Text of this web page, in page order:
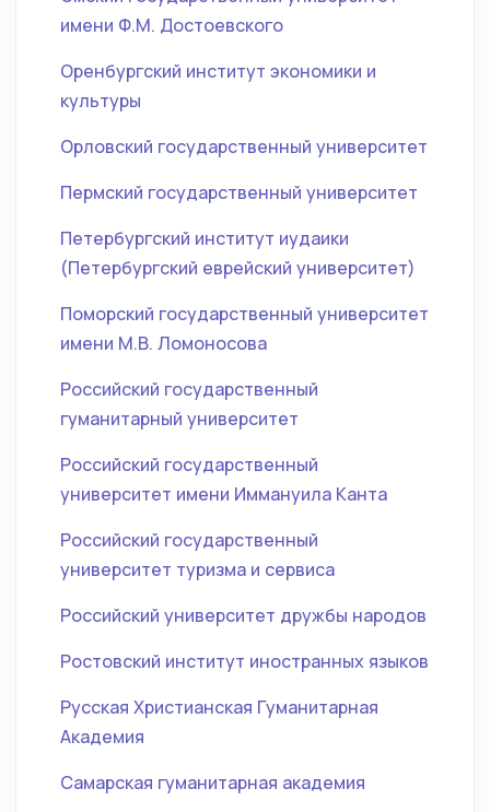
имени Ф.М. Достоевского
Оренбургский институт экономики и
культуры
Орловский государственный университет
Пермский государственный университет
Петербургский институт иудаики
(Петербургский еврейский университет)
Поморский государственный университет
имени М.В. Ломоносова
Российский государственный
гуманитарный университет
Российский государственный
университет имени Иммануила Канта
Российский государственный
университет туризма и сервиса
Российский университет дружбы народов
Ростовский институт иностранных языков
Русская Христианская Гуманитарная
Академия
Самарская гуманитарная академия